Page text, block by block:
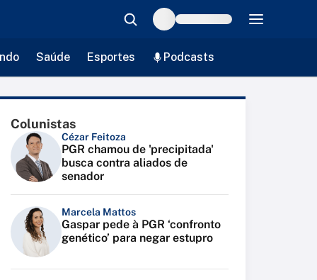
Saúde Esportes Podcasts
Colunistas
Cézar Feitoza
PGR chamou de 'precipitada'
busca contra aliados de
senador
Marcela Mattos
Gaspar pede à PGR ‘confronto
genético’ para negar estupro